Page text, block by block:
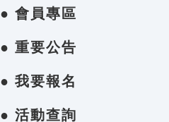
● 會員專區
● 重要公告
● 我要報名
● 活動查詢